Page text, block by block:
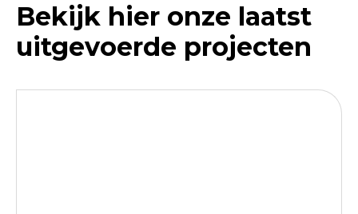
Bekijk hier onze laatst
uitgevoerde projecten